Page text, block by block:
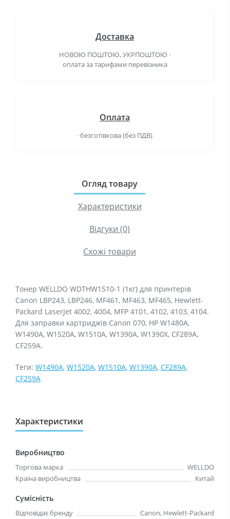
Доставка
НОВОЮ ПОШТОЮ, УКРПОШТОЮ ·
оплата за тарифами перевізника
Оплата
· безготівкова (без ПДВ)
Огляд товару
Характеристики
Відгуки (0)
Схожі товари
Тонер WELLDO WDTHW1510-1 (1кг) для принтерів
Canon LBP243, LBP246, MF461, MF463, MF465, Hewlett-
Packard LaserJet 4002, 4004, MFP 4101, 4102, 4103, 4104.
Для заправки картриджів Canon 070, HP W1480A,
W1490A, W1520A, W1510A, W1390A, W1390X, CF289A,
CF259A.
Теги: W1490A, W1520A, W1510A, W1390A, CF289A,
CF259A
Характеристики
Виробництво
Торгова марка
WELLDO
Країна виробництва
Китай
Сумісність
Відповідає бренду
Canon, Hewlett-Packard